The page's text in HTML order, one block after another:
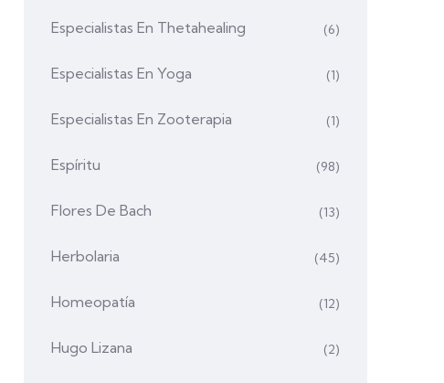
Especialistas En Thetahealing (6)
Especialistas En Yoga (1)
Especialistas En Zooterapia (1)
Espíritu (98)
Flores De Bach (13)
Herbolaria (45)
Homeopatía (12)
Hugo Lizana (2)